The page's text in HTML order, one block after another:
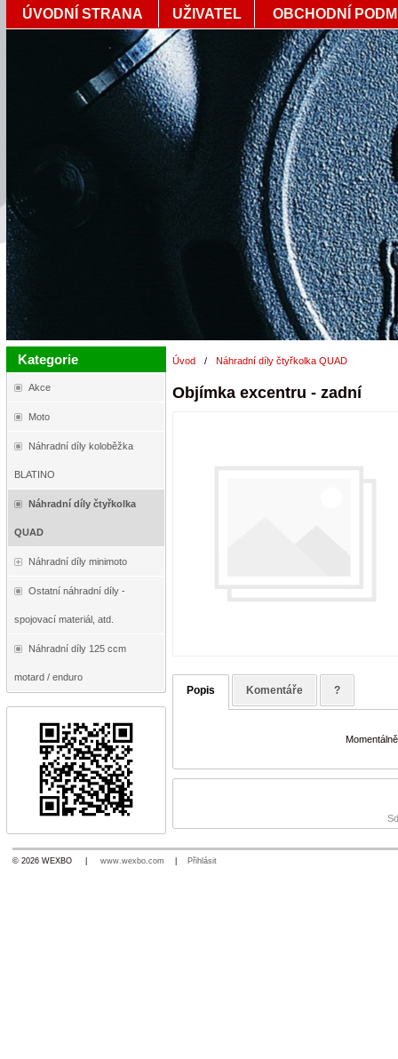
ÚVODNÍ STRANA UŽIVATEL OBCHODNÍ
Kategorie
Akce
Moto
Náhradní díly koloběžka
BLATINO
Náhradní díly čtyřkolka
QUAD
Náhradní díly minimoto
Ostatní náhradní díly -
spojovací materiál, atd.
Náhradní díly 125 ccm
motard / enduro
Úvod / Náhradní díly čtyřkolka QUAD
Objímka excentru - zadní
Popis Komentáře ?
© 2026 WEXBO | www.wexbo.com Přihlásit